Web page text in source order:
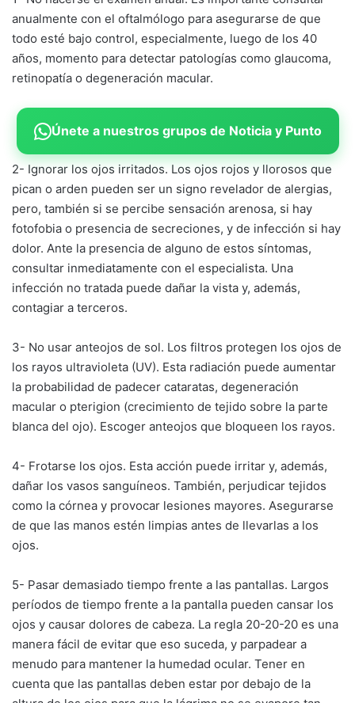
anualmente con el oftalmólogo para asegurarse de que
todo esté bajo control, especialmente, luego de los 40
años, momento para detectar patologías como glaucoma,
retinopatía o degeneración macular.
Únete a nuestros grupos de Noticia y Punto
2- Ignorar los ojos irritados. Los ojos rojos y llorosos que
pican o arden pueden ser un signo revelador de alergias,
pero, también si se percibe sensación arenosa, si hay
fotofobia o presencia de secreciones, y de infección si hay
dolor. Ante la presencia de alguno de estos síntomas,
consultar inmediatamente con el especialista. Una
infección no tratada puede dañar la vista y, además,
contagiar a terceros.
3- No usar anteojos de sol. Los filtros protegen los ojos de
los rayos ultravioleta (UV). Esta radiación puede aumentar
la probabilidad de padecer cataratas, degeneración
macular o pterigion (crecimiento de tejido sobre la parte
blanca del ojo). Escoger anteojos que bloqueen los rayos.
4- Frotarse los ojos. Esta acción puede irritar y, además,
dañar los vasos sanguíneos. También, perjudicar tejidos
como la córnea y provocar lesiones mayores. Asegurarse
de que las manos estén limpias antes de llevarlas a los
ojos.
5- Pasar demasiado tiempo frente a las pantallas. Largos
períodos de tiempo frente a la pantalla pueden cansar los
ojos y causar dolores de cabeza. La regla 20-20-20 es una
manera fácil de evitar que eso suceda, y parpadear a
menudo para mantener la humedad ocular. Tener en
cuenta que las pantallas deben estar por debajo de la